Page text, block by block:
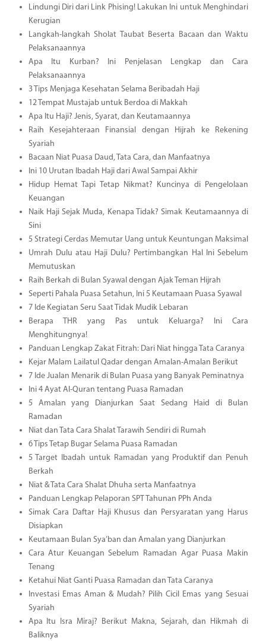
Lindungi Diri dari Link Phising! Lakukan Ini untuk Menghindari
Kerugian
Langkah-langkah Sholat Taubat Beserta Bacaan dan Waktu
Pelaksanaannya
Apa Itu Kurban? Ini Penjelasan Lengkap dan Cara
Pelaksanaannya
3 Tips Menjaga Kesehatan Selama Beribadah Haji
12 Tempat Mustajab untuk Berdoa di Makkah
Apa Itu Haji? Jenis, Syarat, dan Keutamaannya
Raih Kesejahteraan Finansial dengan Hijrah ke Rekening
Syariah
Bacaan Niat Puasa Daud, Tata Cara, dan Manfaatnya
Ini 10 Urutan Ibadah Haji dari Awal Sampai Akhir
Hidup Hemat Tapi Tetap Nikmat? Kuncinya di Pengelolaan
Keuangan
Naik Haji Sejak Muda, Kenapa Tidak? Simak Keutamaannya di
Sini
5 Strategi Cerdas Memutar Uang untuk Keuntungan Maksimal
Umrah Dulu atau Haji Dulu? Pertimbangkan Hal Ini Sebelum
Memutuskan
Raih Berkah di Bulan Syawal dengan Ajak Teman Hijrah
Seperti Pahala Puasa Setahun, Ini 5 Keutamaan Puasa Syawal
7 Ide Kegiatan Seru Saat Tidak Mudik Lebaran
Berapa THR yang Pas untuk Keluarga? Ini Cara
Menghitungnya!
Panduan Lengkap Zakat Fitrah: Dari Niat hingga Tata Caranya
Kejar Malam Lailatul Qadar dengan Amalan-Amalan Berikut
7 Ide Jualan Menarik di Bulan Puasa yang Banyak Peminatnya
Ini 4 Ayat Al-Quran tentang Puasa Ramadan
5 Amalan yang Dianjurkan Saat Sedang Haid di Bulan
Ramadan
Niat dan Tata Cara Shalat Tarawih Sendiri di Rumah
6 Tips Tetap Bugar Selama Puasa Ramadan
5 Target Ibadah untuk Ramadan yang Produktif dan Penuh
Berkah
Niat & Tata Cara Shalat Dhuha serta Manfaatnya
Panduan Lengkap Pelaporan SPT Tahunan PPh Anda
Simak Cara Daftar Haji Khusus dan Persyaratan yang Harus
Disiapkan
Keutamaan Bulan Sya’ban dan Amalan yang Dianjurkan
Cara Atur Keuangan Sebelum Ramadan Agar Puasa Makin
Tenang
Ketahui Niat Ganti Puasa Ramadan dan Tata Caranya
Investasi Emas Aman & Mudah? Pilih Cicil Emas yang Sesuai
Syariah
Apa Itu Isra Miraj? Berikut Makna, Sejarah, dan Hikmah di
Baliknya